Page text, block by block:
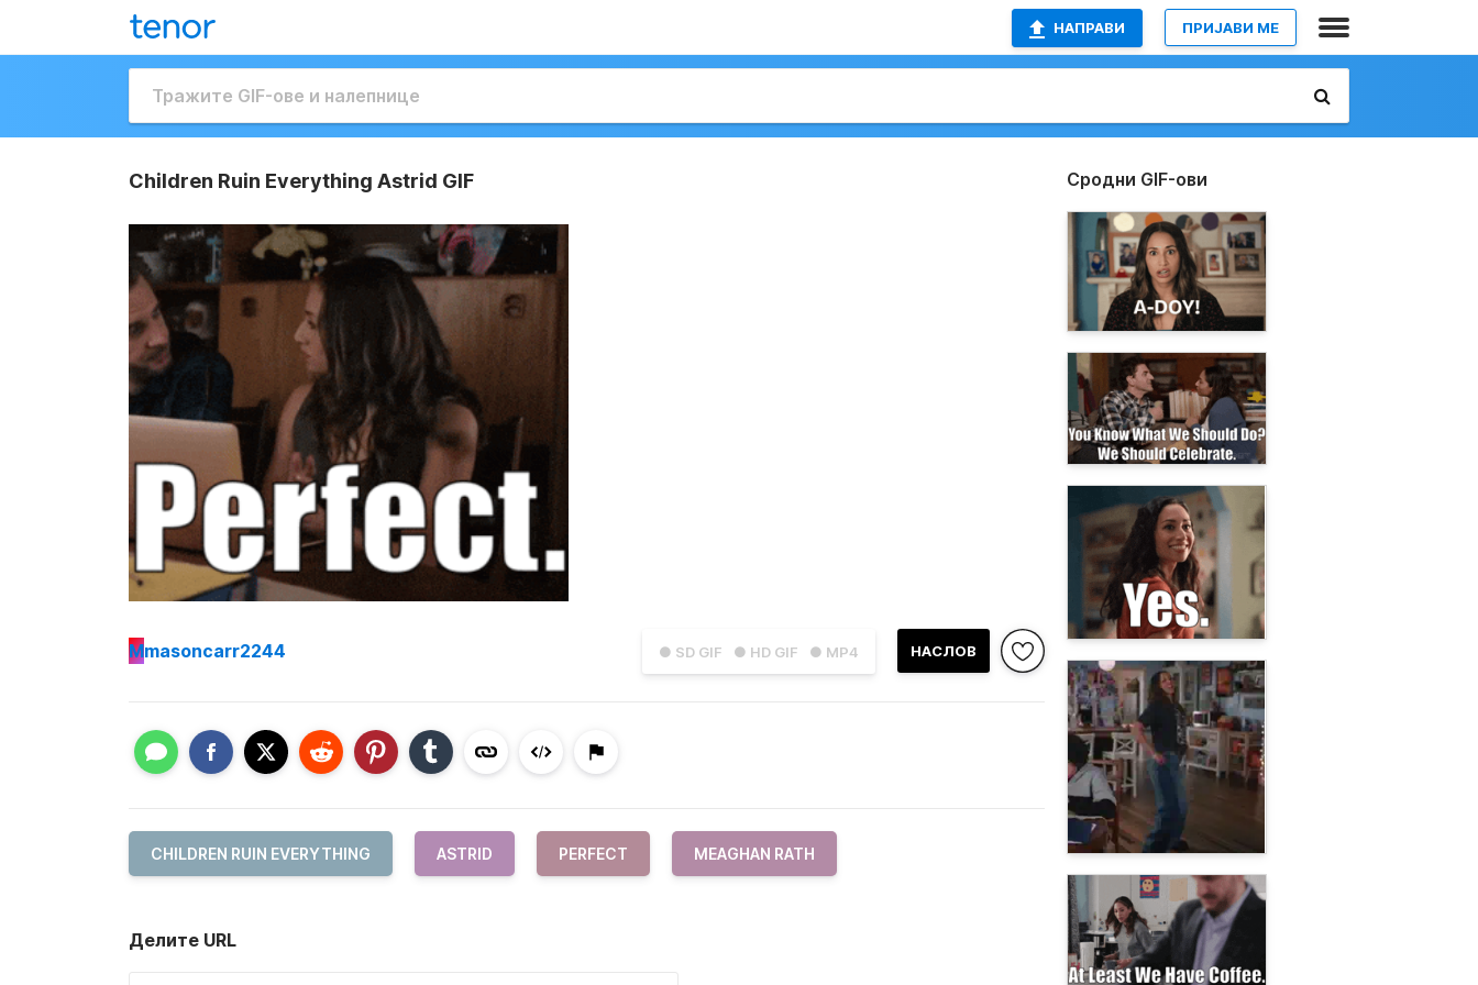
НАПРАВИ ПРИЈАВИ МЕ
Children Ruin Everything Astrid GIF
● SD GIF ● HD GIF ● MP4 НАСЛОВ
Mmasoncarr2244
CHILDREN RUIN EVERYTHING ASTRID PERFECT MEAGHAN RATH
Делите URL
Сродни GIF-ови